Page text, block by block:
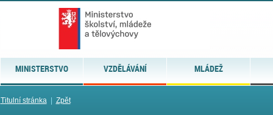
MINISTERSTVO VZDĚLÁVÁNÍ MLÁDEŽ
Titulní stránka| Zpět